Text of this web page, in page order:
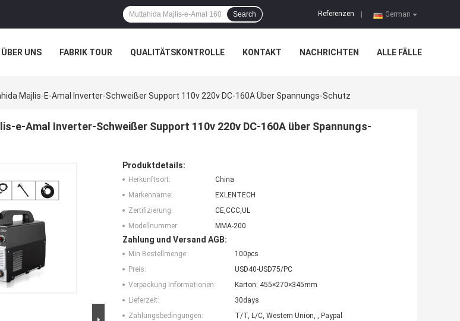
German
Referenzen
Search
ÜBER UNS FABRIK TOUR QUALITÄTSKONTROLLE KONTAKT NACHRICHTEN ALLE FÄLLE
Majlis-E-Amal Inverter-Schweißer Support 110v 220v DC-160A Über Spannungs-Schutz
e-Amal Inverter-Schweißer Support 110v 220v DC-160A über Spannungs-
Produktdetails:
Herkunftsort:
China
Markenname:
EXLENTECH
Zertifizierung:
CE,CCC,UL
Modellnummer:
MMA-200
Zahlung und Versand AGB:
Min Bestellmenge:
100pcs
Preis:
USD40-USD75/PC
Verpackung Informationen:
Karton: 455×270×345mm
Lieferzeit:
30days
Zahlungsbedingungen:
T/T, L/C, Western Union, , Paypal